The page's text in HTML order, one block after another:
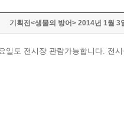
기획전<생물의 방어> 2014년 1월 3
도 전시장 관람가능합니다. 전